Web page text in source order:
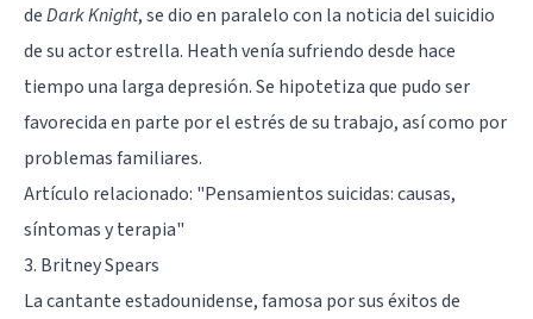
deDark Knight, se dio en paralelo con la noticia del suicidio
de su actor estrella. Heath venía sufriendo desde hace
tiempo una larga depresión. Se hipotetiza que pudo ser
favorecida en parte por el estrés de su trabajo, así como por
problemas familiares.
Artículo relacionado: "Pensamientos suicidas: causas,
síntomas y terapia"
3. Britney Spears
La cantante estadounidense, famosa por sus éxitos de